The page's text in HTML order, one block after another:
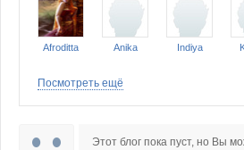
Afroditta Anika Indiya
Посмотреть ещё
Этот блог пока пуст, но Вы